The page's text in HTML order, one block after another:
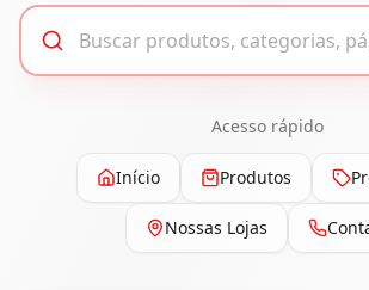
Acesso rápido
Início Produtos
Nossas Lojas